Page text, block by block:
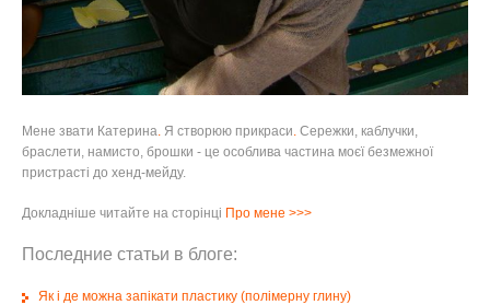
Мене звати Катерина Я створюю прикраси Сережки, каблучки,
браслети, намисто, брошки - це особлива частина моєї безмежної
пристрасті до хенд-мейду.
Докладніше читайте на сторінці Про мене >>>
Последние статьи в блоге:
Як і де можна запікати пластику (полімерну глину)